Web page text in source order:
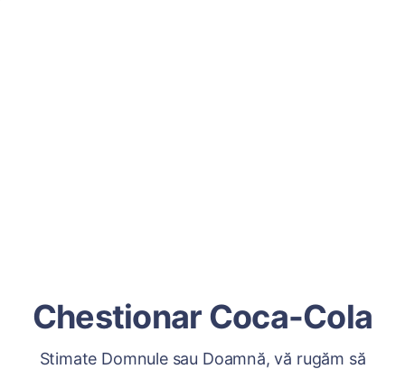
Chestionar Coca-Cola
Stimate Domnule sau Doamnă, vă rugăm să